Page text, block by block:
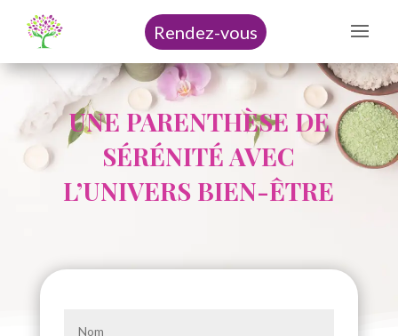
Rendez-vous
UNE PARENTHÈSE DE
SÉRÉNITÉ AVEC
L’UNIVERS BIEN-ÊTRE